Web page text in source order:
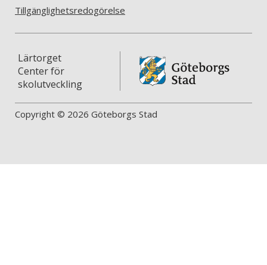
Tillgänglighetsredogörelse
Lärtorget
Center för
skolutveckling
Copyright © 2026 Göteborgs Stad